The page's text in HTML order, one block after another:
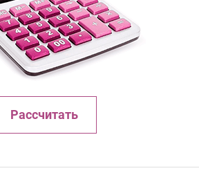
Рассчитать